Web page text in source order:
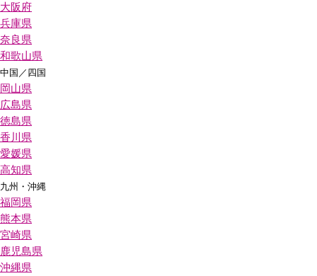
大阪府
兵庫県
奈良県
和歌山県
中国／四国
岡山県
広島県
徳島県
香川県
愛媛県
高知県
九州・沖縄
福岡県
熊本県
宮崎県
鹿児島県
沖縄県